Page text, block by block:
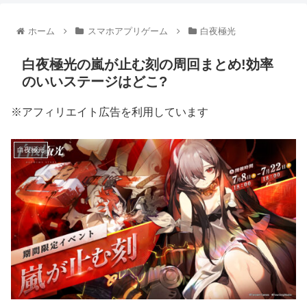
ホーム スマホアプリゲーム 白夜極光
白夜極光の嵐が止む刻の周回まとめ!効率
のいいステージはどこ?
※アフィリエイト広告を利用しています
白夜極光